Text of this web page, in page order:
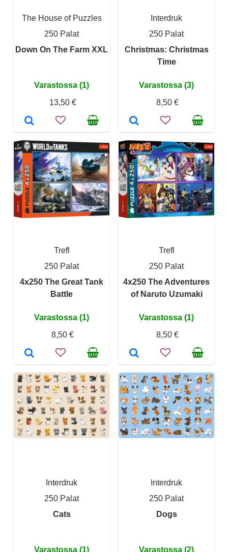
The House of Puzzles
250 Palat
Down On The Farm XXL
Varastossa (1)
13,50 €
Interdruk
250 Palat
Christmas: Christmas
Time
Varastossa (3)
8,50 €
Trefl
250 Palat
4x250 The Great Tank
Battle
Varastossa (1)
8,50 €
Trefl
250 Palat
4x250 The Adventures
of Naruto Uzumaki
Varastossa (1)
8,50 €
Interdruk
250 Palat
Cats
Varastossa (1)
Interdruk
250 Palat
Dogs
Varastossa (2)